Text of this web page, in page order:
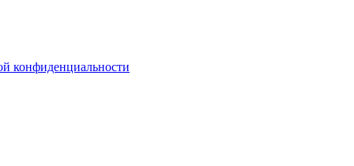
конфиденциальности